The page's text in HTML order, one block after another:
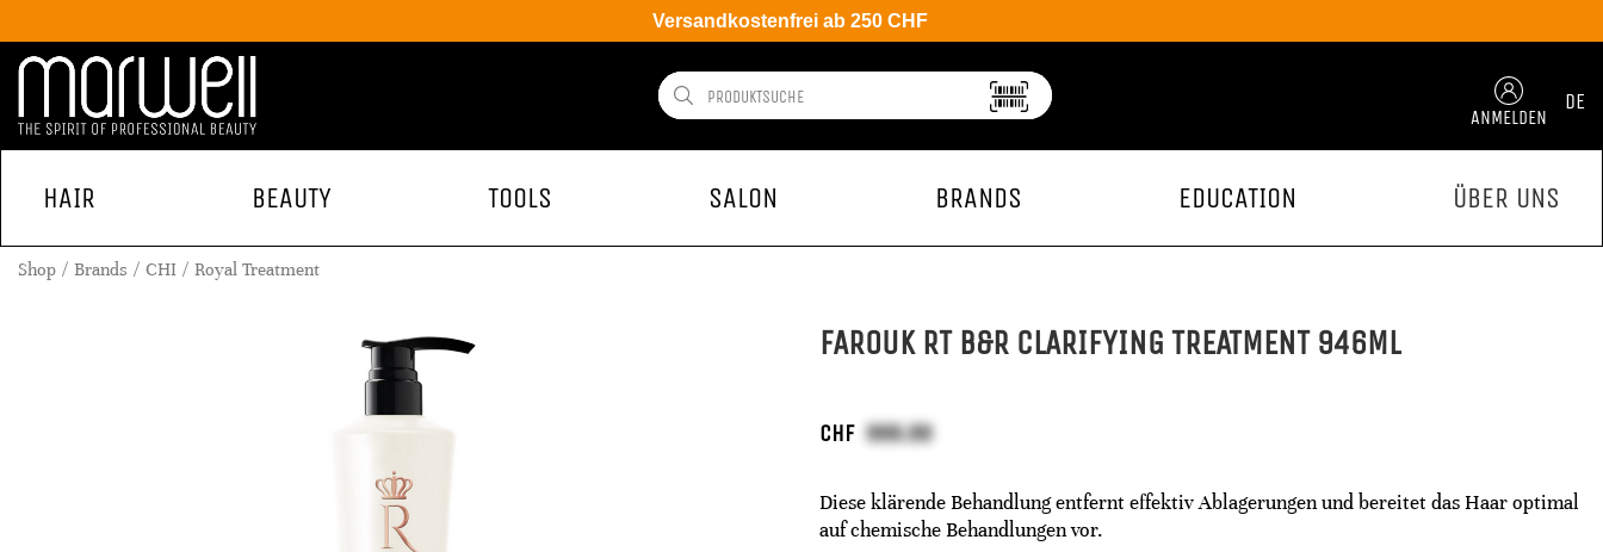
Versandkostenfrei ab 250 CHF
ANMELDEN
DE
HAIR BEAUTY TOOLS SALON BRANDS EDUCATION ÜBER UNS
Shop Brands CHI Royal Treatment
FAROUK RT B&R CLARIFYING TREATMENT 946ML
CHF
Diese klärende Behandlung entfernt effektiv Ablagerungen und bereitet das Haar optimal
auf chemische Behandlungen vor.